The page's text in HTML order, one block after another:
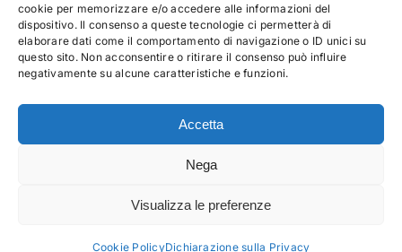
cookie per memorizzare e/o accedere alle informazioni del
dispositivo. Il consenso a queste tecnologie ci permetterà di
elaborare dati come il comportamento di navigazione o ID unici su
questo sito. Non acconsentire o ritirare il consenso può influire
negativamente su alcune caratteristiche e funzioni.
Accetta
Nega
Visualizza le preferenze
Cookie PolicyDichiarazione sulla Privacy
WHISTLEBLOWING
© 2012 - 2025 • Developed byWay Solutions